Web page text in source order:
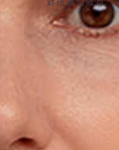
對抗無情歲月